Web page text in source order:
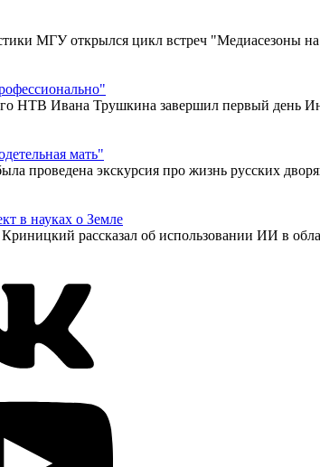
МГУ открылся цикл встреч "Медиасезоны
НТВ Ивана Трушкина завершил первый день
мать"
проведена экскурсия про жизнь русских
в науках о Земле
рассказал об использовании ИИ в